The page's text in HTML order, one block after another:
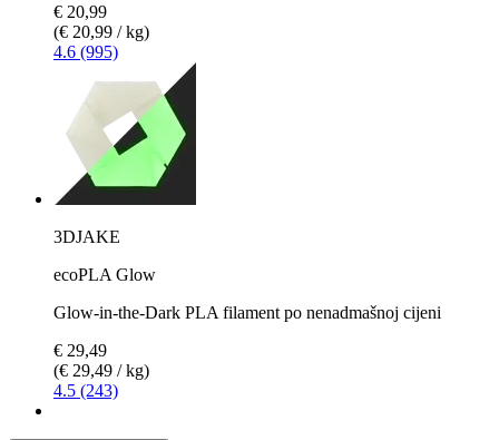
€ 20,99
(€ 20,99 / kg)
4.6 (995)
3DJAKE
ecoPLA Glow
Glow-in-the-Dark PLA filament po nenadmašnoj cijeni
€ 29,49
(€ 29,49 / kg)
4.5 (243)